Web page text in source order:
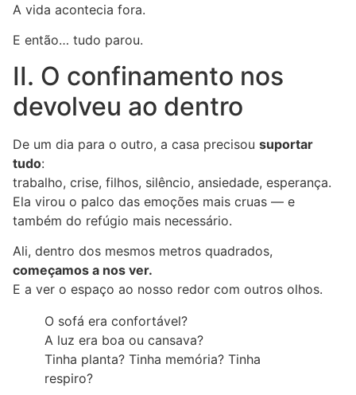
A vida acontecia fora.
E então… tudo parou.
II. O confinamento nos
devolveu ao dentro
De um dia para o outro, a casa precisou suportar
tudo:
trabalho, crise, filhos, silêncio, ansiedade, esperança.
Ela virou o palco das emoções mais cruas — e
também do refúgio mais necessário.
Ali, dentro dos mesmos metros quadrados,
começamos a nos ver.
E a ver o espaço ao nosso redor com outros olhos.
O sofá era confortável?
A luz era boa ou cansava?
Tinha planta? Tinha memória? Tinha
respiro?